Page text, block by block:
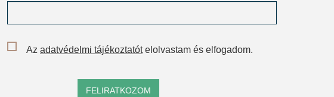
Az adatvédelmi tájékoztatótelolvastam és elfogadom.
FELIRATKOZOM